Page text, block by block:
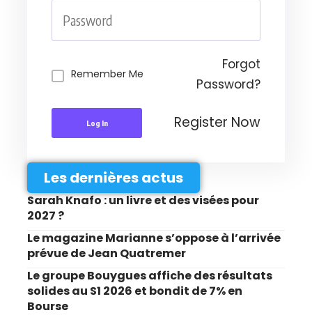
Remember Me
Forgot
Password?
Log In Register Now
Les dernières actus
Sarah Knafo : un livre et des visées pour
2027 ?
Le magazine Marianne s’oppose à l’arrivée
prévue de Jean Quatremer
Le groupe Bouygues affiche des résultats
solides au S1 2026 et bondit de 7% en
Bourse